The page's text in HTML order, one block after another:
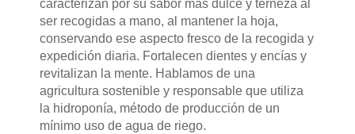
caracterizan por su sabor más dulce y terneza al
ser recogidas a mano, al mantener la hoja,
conservando ese aspecto fresco de la recogida y
expedición diaria. Fortalecen dientes y encías y
revitalizan la mente. Hablamos de una
agricultura sostenible y responsable que utiliza
la hidroponía, método de producción de un
mínimo uso de agua de riego.